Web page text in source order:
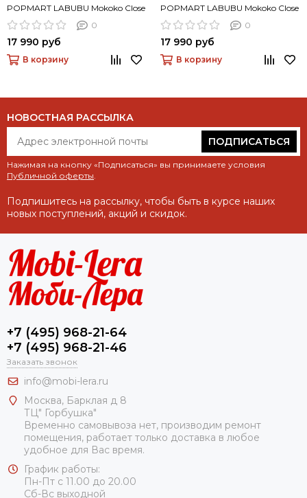
POPMART LABUBU Mokoko Close
To Sweet Vinyl Plush Doll
Избранное
0
17 990 руб
В корзину
POPMART LABUBU Mokoko Close
To Sweet Vinyl Plush Doll Pendant
0
17 990 руб
В корзину
НОВОСТНАЯ РАССЫЛКА
ПОДПИСАТЬСЯ
Нажимая на кнопку «Подписаться» вы принимаете условия
Публичной оферты.
Подпишитесь на рассылку, чтобы быть в курсе наших
новых поступлений, акций и скидок.
+7 (495) 968-21-64
+7 (495) 968-21-46
Заказать звонок
info@mobi-lera.ru
Москва, Барклая д 8
ТЦ" Горбушка"
Временно самовывоза нет, производим ремонт
помещения, работает только доставка в любое
удобное для Вас время.
График работы:
Пн-Пт с 11.00 до 20.00
Сб-Вс выходной